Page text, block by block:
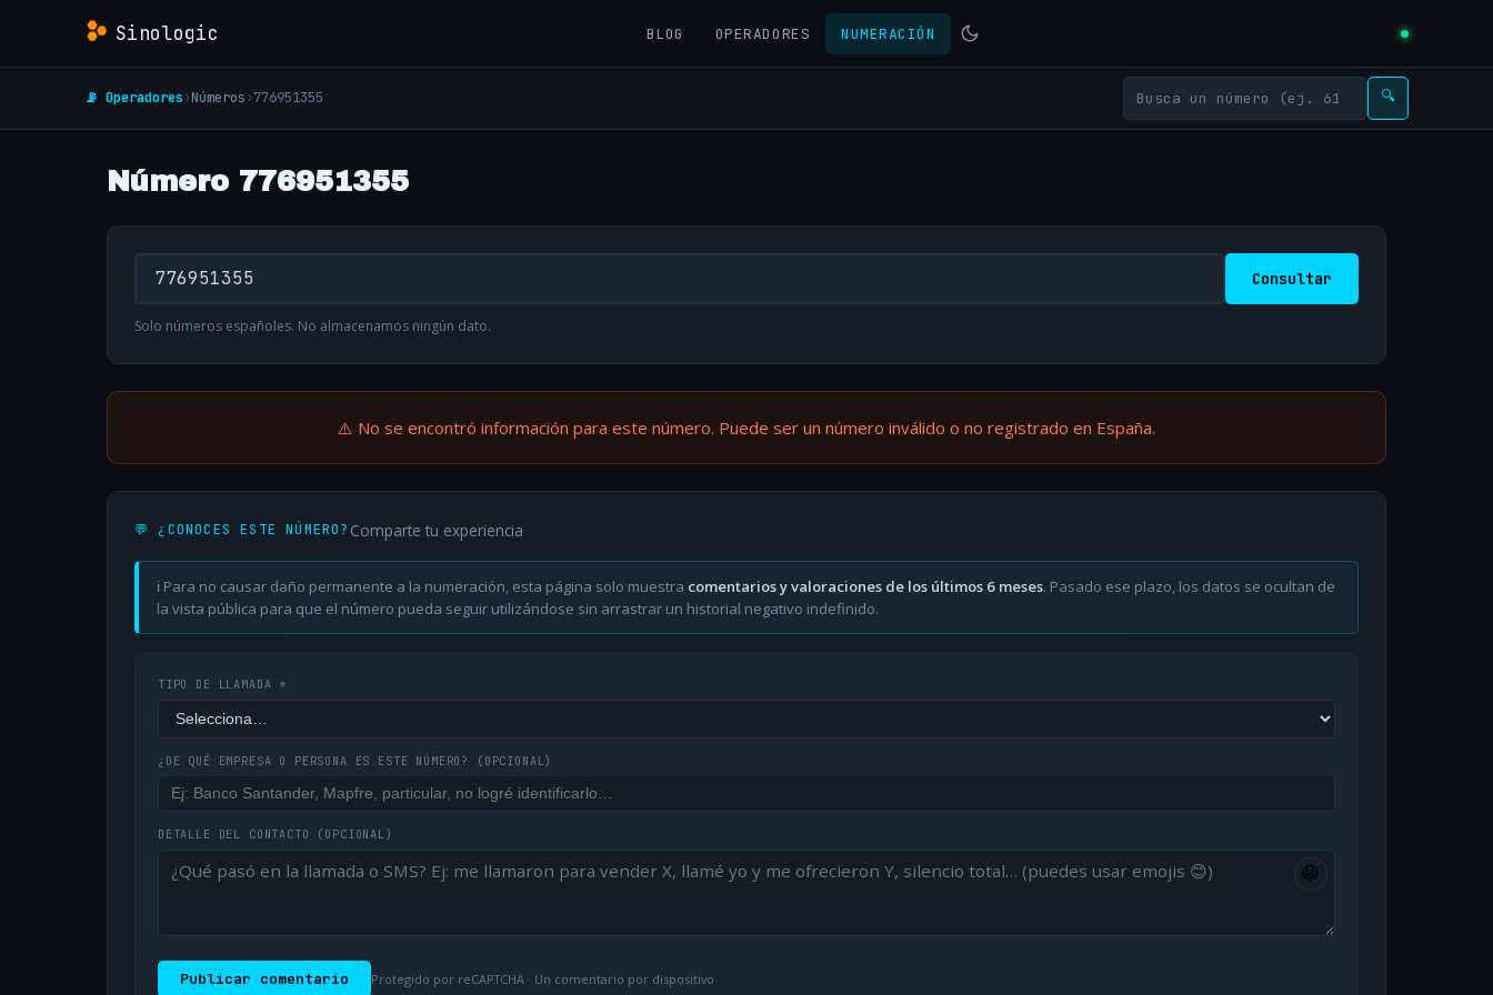
Sinologic BLOG OPERADORES NUMERACIÓN
📡 Operadores›Números›776951355 🔍
Número 776951355
Consultar
Solo números españoles. No almacenamos ningún dato.
⚠️ No se encontró información para este número. Puede ser un número inválido o no registrado en España.
💬 ¿CONOCES ESTE NÚMERO? Comparte tu experiencia
ℹ️ Para no causar daño permanente a la numeración, esta página solo muestra comentarios y valoraciones de los últimos 6 meses. Pasado ese plazo, los datos se ocultan de
la vista pública para que el número pueda seguir utilizándose sin arrastrar un historial negativo indefinido.
TIPO DE LLAMADA *
¿DE QUÉ EMPRESA O PERSONA ES ESTE NÚMERO? (OPCIONAL)
DETALLE DEL CONTACTO (OPCIONAL)
😀
Publicar comentario Protegido por reCAPTCHA · Un comentario por dispositivo